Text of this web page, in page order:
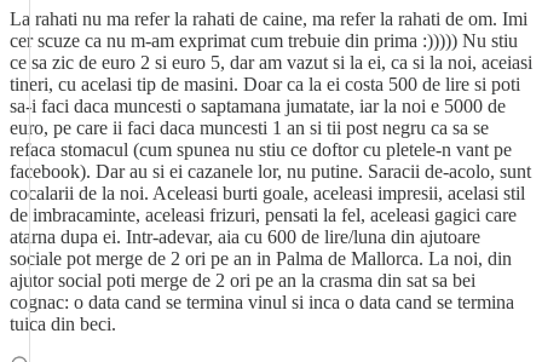
La rahati nu ma refer la rahati de caine, ma refer la rahati de om. Imi
cer scuze ca nu m-am exprimat cum trebuie din prima :))))) Nu stiu
ce sa zic de euro 2 si euro 5, dar am vazut si la ei, ca si la noi, aceiasi
tineri, cu acelasi tip de masini. Doar ca la ei costa 500 de lire si poti
sa-i faci daca muncesti o saptamana jumatate, iar la noi e 5000 de
euro, pe care ii faci daca muncesti 1 an si tii post negru ca sa se
refaca stomacul (cum spunea nu stiu ce doftor cu pletele-n vant pe
facebook). Dar au si ei cazanele lor, nu putine. Saracii de-acolo, sunt
cocalarii de la noi. Aceleasi burti goale, aceleasi impresii, acelasi stil
de imbracaminte, aceleasi frizuri, pensati la fel, aceleasi gagici care
atarna dupa ei. Intr-adevar, aia cu 600 de lire/luna din ajutoare
sociale pot merge de 2 ori pe an in Palma de Mallorca. La noi, din
ajutor social poti merge de 2 ori pe an la crasma din sat sa bei
cognac: o data cand se termina vinul si inca o data cand se termina
tuica din beci.